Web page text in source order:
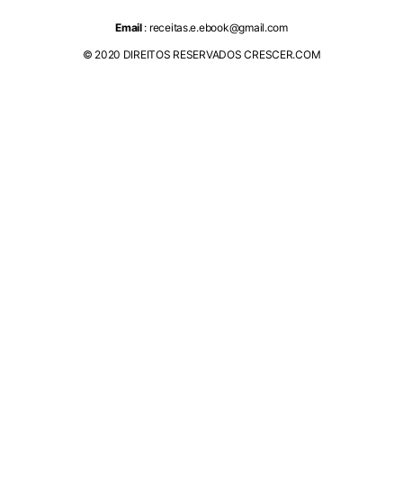
Email: receitas.e.ebook@gmail.com
© 2020 DIREITOS RESERVADOS CRESCER.COM